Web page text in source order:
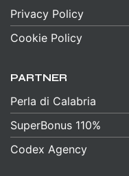
Privacy Policy
Cookie Policy
PARTNER
Perla di Calabria
SuperBonus 110%
Codex Agency